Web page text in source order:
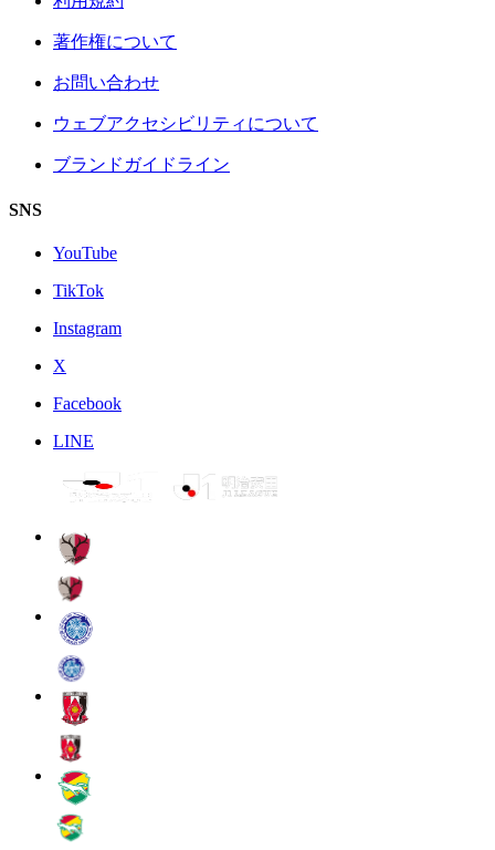
著作権について
お問い合わせ
ウェブアクセシビリティについて
ブランドガイドライン
SNS
YouTube
TikTok
Instagram
X
Facebook
LINE